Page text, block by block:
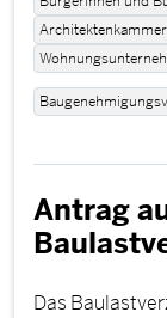
Antrag
Das